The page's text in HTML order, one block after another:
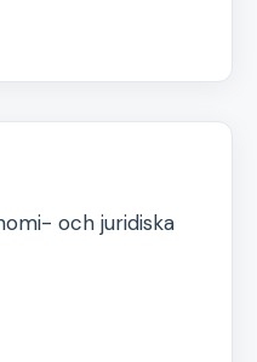
och juridiska